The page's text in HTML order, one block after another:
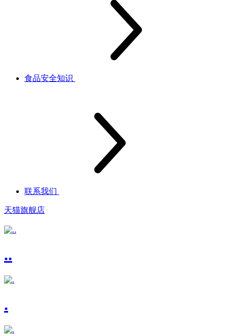
食品安全知识
联系我们
天猫旗舰店
..
.